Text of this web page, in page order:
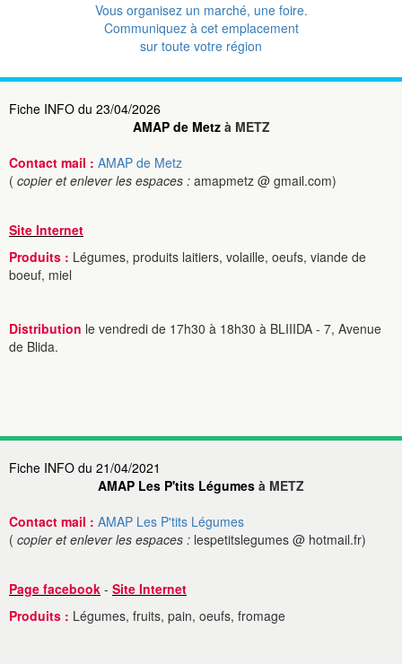
Vous organisez un marché, une foire.
Communiquez à cet emplacement
sur toute votre région
Fiche INFO du 23/04/2026
AMAP de Metzà METZ
Contact mail : AMAP de Metz
( copier et enlever les espaces : amapmetz @ gmail.com)
Site Internet
Produits : Légumes, produits laitiers, volaille, oeufs, viande de
boeuf, miel
Distribution le vendredi de 17h30 à 18h30 à BLIIIDA - 7, Avenue
de Blida.
Fiche INFO du 21/04/2021
AMAP Les P'tits Légumes à METZ
Contact mail : AMAP Les P'tits Légumes
( copier et enlever les espaces : lespetitslegumes @ hotmail.fr)
Page facebook - Site Internet
Produits : Légumes, fruits, pain, oeufs, fromage